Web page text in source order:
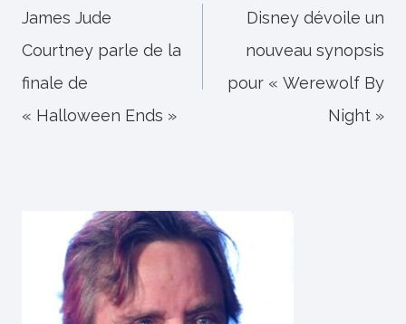
de
l’article
James Jude
Courtney parle de la
finale de
« Halloween Ends »
Disney dévoile un
nouveau synopsis
pour « Werewolf By
Night »